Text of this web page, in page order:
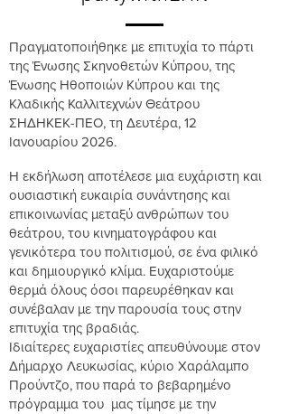
Πραγματοποιήθηκε με επιτυχία το πάρτι
της Ένωσης Σκηνοθετών Κύπρου, της
Ένωσης Ηθοποιών Κύπρου και της
Κλαδικής Καλλιτεχνών Θεάτρου
ΣΗΔΗΚΕΚ-ΠΕΟ, τη Δευτέρα, 12
Ιανουαρίου 2026.
Η εκδήλωση αποτέλεσε μια ευχάριστη και
ουσιαστική ευκαιρία συνάντησης και
επικοινωνίας μεταξύ ανθρώπων του
θεάτρου, του κινηματογράφου και
γενικότερα του πολιτισμού, σε ένα φιλικό
και δημιουργικό κλίμα. Ευχαριστούμε
θερμά όλους όσοι παρευρέθηκαν και
συνέβαλαν με την παρουσία τους στην
επιτυχία της βραδιάς.
Ιδιαίτερες ευχαριστίες απευθύνουμε στον
Δήμαρχο Λευκωσίας, κύριο Χαράλαμπο
Προύντζο, που παρά το βεβαρημένο
πρόγραμμα του μας τίμησε με την